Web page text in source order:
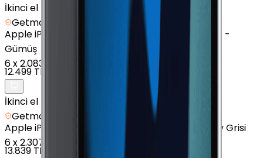
İkinci el
Getmobil Güvencesi
AppleiPad mini (5. Nesil) - 64 GB - 7.9 inç - GPS -
Gümüş
6x2.083 TL
12.499 TL
İkinci el
Getmobil Güvencesi
AppleiPad (9. Nesil) - 64 GB - 10.2" - GPS - Uzay Grisi
6x2.307 TL
13.839 TL